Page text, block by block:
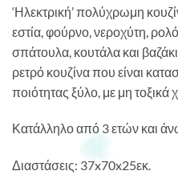
‘Ηλεκτρική’ πολύχρωμη
εστία, φούρνο, νεροχύτη,
σπάτουλα, κουτάλα και
ρετρό κουζίνα που είναι
ποιότητας ξύλο, με μη τοξικά
Κατάλληλο από 3 ετών και
Διαστάσεις: 37x70x25εκ.